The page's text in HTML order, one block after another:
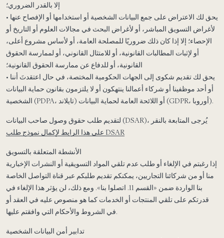
إلا بالقدر الضروري؛
• يحق لك الاعتراض على جمع البيانات الشخصية أو استخدامها أو الإفصاح عنها
لأغراض التسويق المباشر، أو لأغراض البحث في مجالات العلوم أو التاريخ أو
الإحصاء؛ إلا إذا كان ذلك ضروريًا للمصلحة العامة، أو لأساس مشروع أعلى،
أو لإثبات المطالبات القانونية، أو للامتثال القانوني، أو لممارسة الحقوق
القانونية، أو للدفاع عن ممارسة الحقوق القانونية؛
• يحق لك تقديم شكوى إلى الجهات الحكومية المختصة، في حال اعتقدتَ أننا
أو أحد موظفينا أو شركاء أعمالنا ينتهكون أو لا يلتزمون بقانون حماية البيانات
الشخصية (PDPA، تايلاند) أو اللائحة العامة لحماية البيانات (GDPR، أوروبا).
لتقديم طلب حقوق وصول صاحب البيانات (DSAR)، يُرجى المتابعة بالنقر
على هذا الرابط لإكمال نموذج طلب DSAR
الأنشطة المتعلقة بالتسويق
إذا رغبتم في الإلغاء أو طلب عدم تلقي المواد التسويقية أو النشرات الإخبارية
منا أو من شركائنا التجاريين، يمكنكم تقديم طلبكم عبر قناة التواصل الخاصة
بنا الواردة ضمن «القسم 11. اتصلوا بنا». ومع ذلك، لن يؤثر هذا الإلغاء في
قدرتكم على تلقي المنتجات أو الخدمات كما هو منصوص عليه في العقد أو
في الشروط والأحكام التي وافقتم عليها.
تدابير أمن البيانات الشخصية